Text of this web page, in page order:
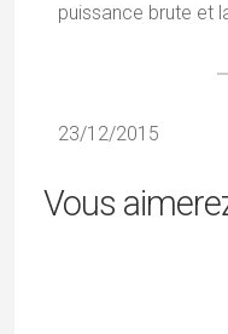
puissance brute et
23/12/2015
Vous